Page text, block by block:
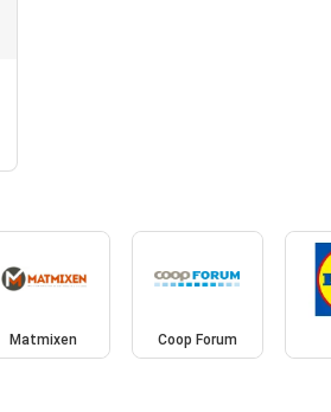
Matmixen Coop Forum